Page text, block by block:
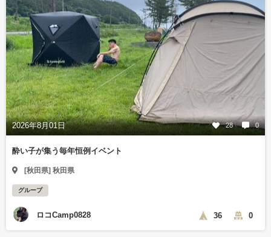
2026年8月01日 28 0
酔い子が集う毎年恒例イベント
[秋田県] 秋田県
グループ
ロコCamp0828 36 0